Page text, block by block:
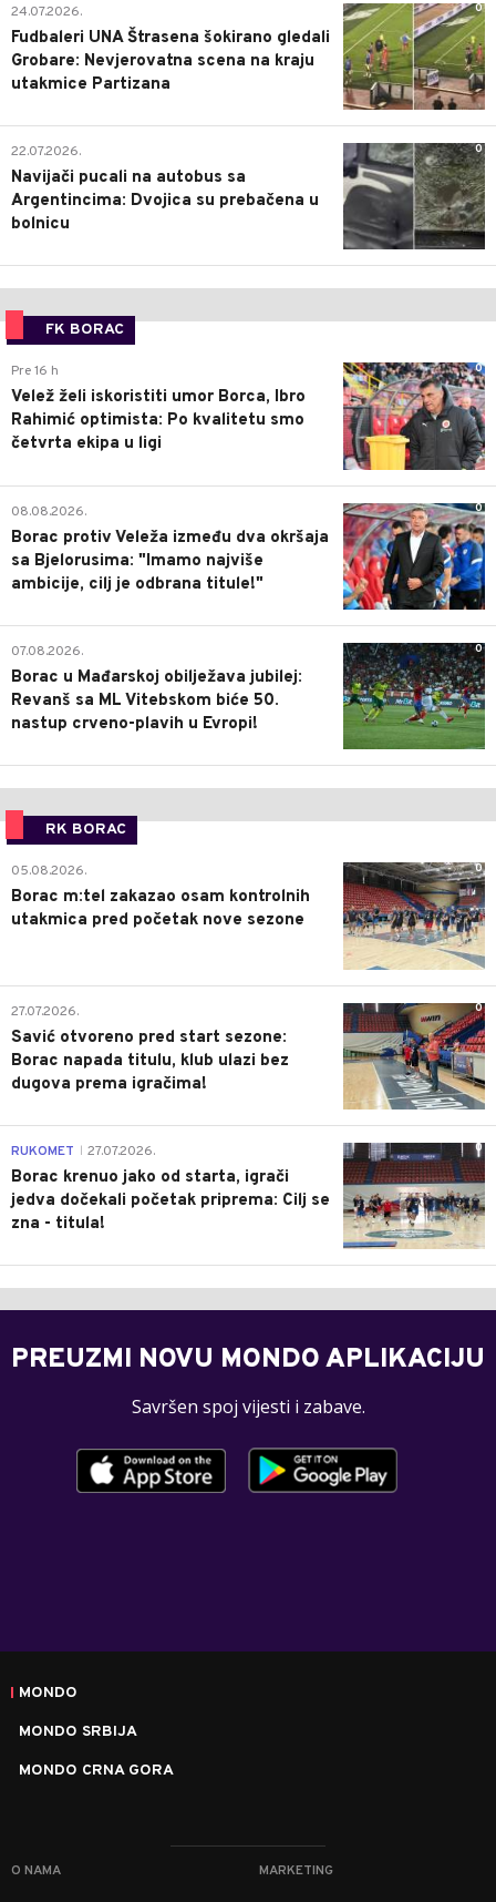
0
24.07.2026.
Fudbaleri UNA Štrasena šokirano gledali
Grobare: Nevjerovatna scena na kraju
utakmice Partizana
0
22.07.2026.
Navijači pucali na autobus sa
Argentincima: Dvojica su prebačena u
bolnicu
FK BORAC
0
Pre 16 h
Velež želi iskoristiti umor Borca, Ibro
Rahimić optimista: Po kvalitetu smo
četvrta ekipa u ligi
0
08.08.2026.
Borac protiv Veleža između dva okršaja
sa Bjelorusima: "Imamo najviše
ambicije, cilj je odbrana titule!"
0
07.08.2026.
Borac u Mađarskoj obilježava jubilej:
Revanš sa ML Vitebskom biće 50.
nastup crveno-plavih u Evropi!
RK BORAC
0
05.08.2026.
Borac m:tel zakazao osam kontrolnih
utakmica pred početak nove sezone
0
27.07.2026.
Savić otvoreno pred start sezone:
Borac napada titulu, klub ulazi bez
dugova prema igračima!
0
RUKOMET 27.07.2026.
Borac krenuo jako od starta, igrači
jedva dočekali početak priprema: Cilj se
zna - titula!
PREUZMI NOVU MONDO APLIKACIJU
Savršen spoj vijesti i zabave.
MONDO
MONDO SRBIJA
MONDO CRNA GORA
O NAMA MARKETING